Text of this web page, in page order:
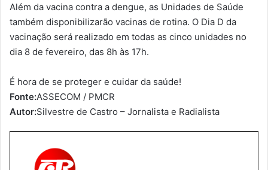
Além da vacina contra a dengue, as Unidades de Saúde
também disponibilizarão vacinas de rotina. O Dia D da
vacinação será realizado em todas as cinco unidades no
dia 8 de fevereiro, das 8h às 17h.
É hora de se proteger e cuidar da saúde!
Fonte:ASSECOM / PMCR
Autor:Silvestre de Castro – Jornalista e Radialista